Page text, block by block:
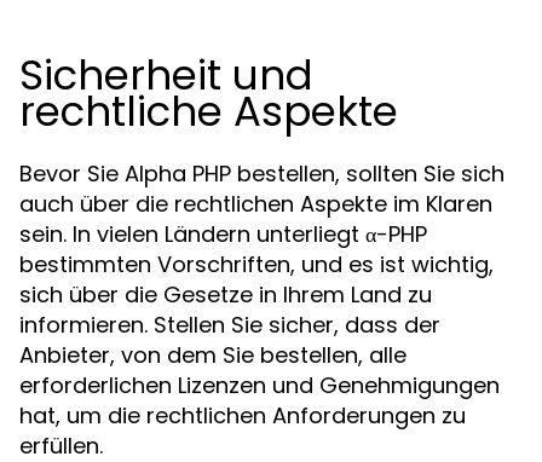
Sicherheit und
rechtliche Aspekte
Bevor Sie Alpha PHP bestellen, sollten Sie sich
auch über die rechtlichen Aspekte im Klaren
sein. In vielen Ländern unterliegt α-PHP
bestimmten Vorschriften, und es ist wichtig,
sich über die Gesetze in Ihrem Land zu
informieren. Stellen Sie sicher, dass der
Anbieter, von dem Sie bestellen, alle
erforderlichen Lizenzen und Genehmigungen
hat, um die rechtlichen Anforderungen zu
erfüllen.